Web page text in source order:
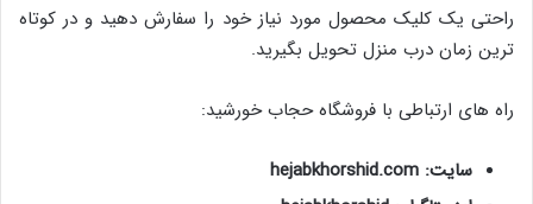
راحتی یک کلیک محصول مورد نیاز خود را سفارش دهید و در کوتاه
ترین زمان درب منزل تحویل بگیرید.
راه های ارتباطی با فروشگاه حجاب خورشید:
سایت: hejabkhorshid.com